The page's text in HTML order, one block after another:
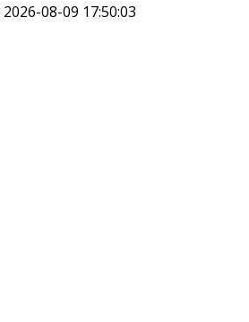
2026-08-09 17:50:03